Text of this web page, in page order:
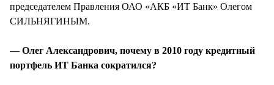
председателем Правления ОАО «АКБ «ИТ Банк» Олегом
СИЛЬНЯГИНЫМ.
— Олег Александрович, почему в 2010 году кредитный
портфель ИТ Банка сократился?